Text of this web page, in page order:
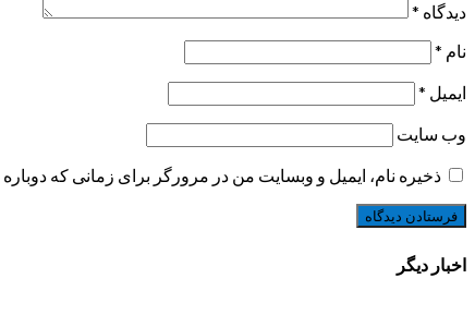
دیدگاه *
نام *
ایمیل *
وب‌ سایت
ذخیره نام، ایمیل و وبسایت من در مرورگر برای زمانی که
اخبار دیگر